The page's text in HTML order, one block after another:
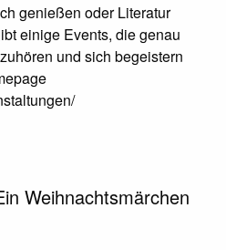
genießen oder Literatur
einige Events, die genau
und sich begeistern
Weihnachtsmärchen